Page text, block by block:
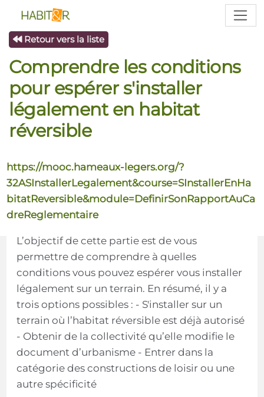
Retour vers la liste
Comprendre les conditions
pour espérer s'installer
légalement en habitat
réversible
https://mooc.hameaux-legers.org/?
32ASInstallerLegalement&course=SInstallerEnHa
bitatReversible&module=DefinirSonRapportAuCa
dreReglementaire
L’objectif de cette partie est de vous
permettre de comprendre à quelles
conditions vous pouvez espérer vous installer
légalement sur un terrain. En résumé, il y a
trois options possibles : - S'installer sur un
terrain où l’habitat réversible est déjà autorisé
- Obtenir de la collectivité qu’elle modifie le
document d’urbanisme - Entrer dans la
catégorie des constructions de loisir ou une
autre spécificité